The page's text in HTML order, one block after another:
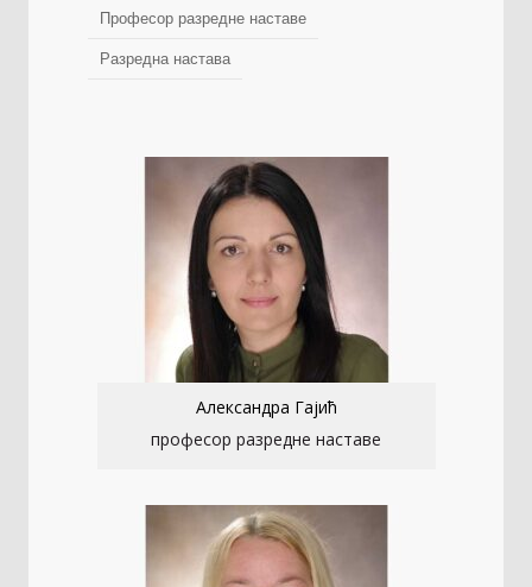
Професор разредне наставе
Разредна настава
Александра Гајић
професор разредне наставе